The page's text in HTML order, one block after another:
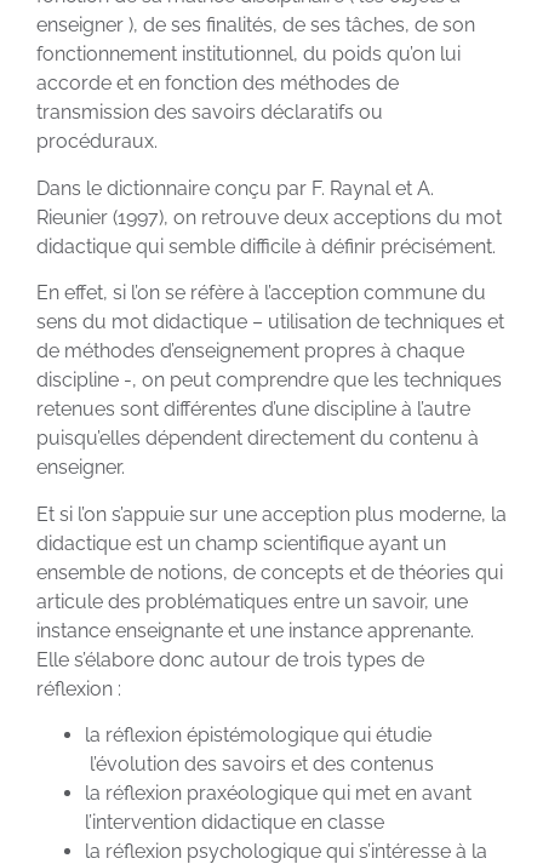
enseigner ), de ses finalités, de ses tâches, de son
fonctionnement institutionnel, du poids qu’on lui
accorde et en fonction des méthodes de
transmission des savoirs déclaratifs ou
procéduraux.
Dans le dictionnaire conçu par F. Raynal et A.
Rieunier (1997), on retrouve deux acceptions du mot
didactique qui semble difficile à définir précisément.
En effet, si l’on se réfère à l’acception commune du
sens du mot didactique – utilisation de techniques et
de méthodes d’enseignement propres à chaque
discipline -, on peut comprendre que les techniques
retenues sont différentes d’une discipline à l’autre
puisqu’elles dépendent directement du contenu à
enseigner.
Et si l’on s’appuie sur une acception plus moderne, la
didactique est un champ scientifique ayant un
ensemble de notions, de concepts et de théories qui
articule des problématiques entre un savoir, une
instance enseignante et une instance apprenante.
Elle s’élabore donc autour de trois types de
réflexion :
la réflexion épistémologique qui étudie
l’évolution des savoirs et des contenus
la réflexion praxéologique qui met en avant
l’intervention didactique en classe
la réflexion psychologique qui s’intéresse à la